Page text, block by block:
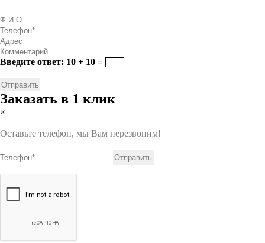
Введите ответ: 10 + 10 =
Заказать в 1 клик
×
Оставьте телефон, мы Вам перезвоним!